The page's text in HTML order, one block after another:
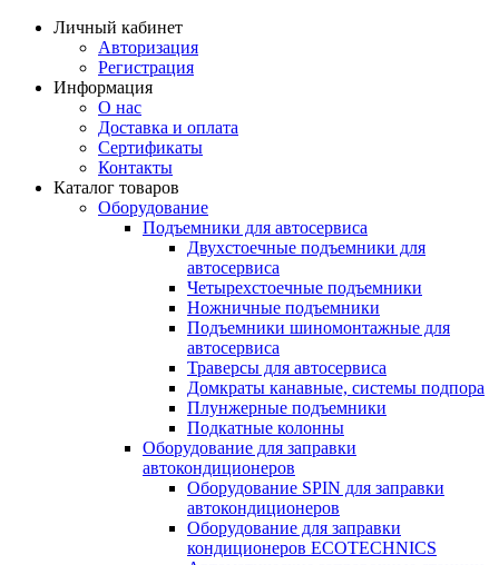
Личный кабинет
Авторизация
Регистрация
Информация
О нас
Доставка и оплата
Сертификаты
Контакты
Каталог товаров
Оборудование
Подъемники для автосервиса
Двухстоечные подъемники для
автосервиса
Четырехстоечные подъемники
Ножничные подъемники
Подъемники шиномонтажные для
автосервиса
Траверсы для автосервиса
Домкраты канавные, системы подпора
Плунжерные подъемники
Подкатные колонны
Оборудование для заправки
автокондиционеров
Оборудование SPIN для заправки
автокондиционеров
Оборудование для заправки
кондиционеров ECOTECHNICS